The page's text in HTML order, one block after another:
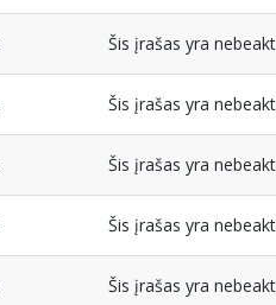
Šis įrašas yra
Šis įrašas yra
Šis įrašas yra
Šis įrašas yra
Šis įrašas yra